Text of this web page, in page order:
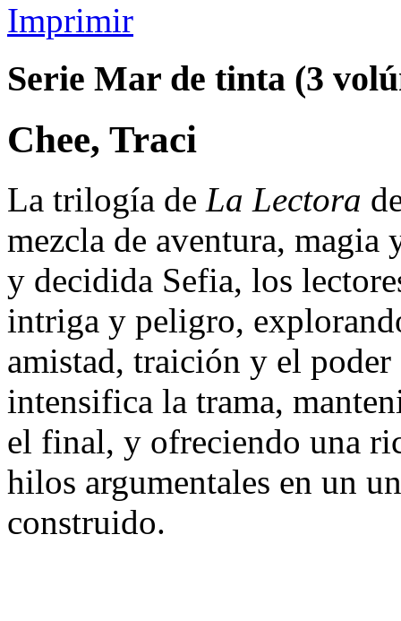
Imprimir
Serie Mar de tinta (3
Chee, Traci
La trilogía de La Lectora
mezcla de aventura,
y decidida Sefia, los
intriga y peligro,
amistad, traición y el
intensifica la trama,
el final, y ofreciendo una
hilos argumentales en un
construido.